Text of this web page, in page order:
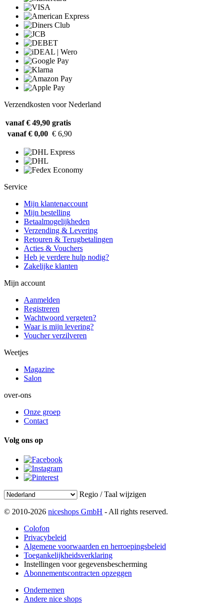
Verzendkosten voor Nederland
vanaf € 49,90 gratis
vanaf € 0,00 € 6,90
Service
Mijn klantenaccount
Mijn bestelling
Betaalmogelijkheden
Verzending & Levering
Retouren & Terugbetalingen
Acties & Vouchers
Heb je verdere hulp nodig?
Zakelijke klanten
Mijn account
Aanmelden
Registreren
Wachtwoord vergeten?
Waar is mijn levering?
Voucher verzilveren
Weetjes
Magazine
Salon
over-ons
Onze groep
Contact
Volg ons op
Regio / Taal wijzigen
© 2010-2026 niceshops GmbH - All rights reserved.
Colofon
Privacybeleid
Algemene voorwaarden en herroepingsbeleid
Toegankelijkheidsverklaring
Instellingen voor gegevensbescherming
Abonnementscontracten opzeggen
Ondernemen
Andere nice shops